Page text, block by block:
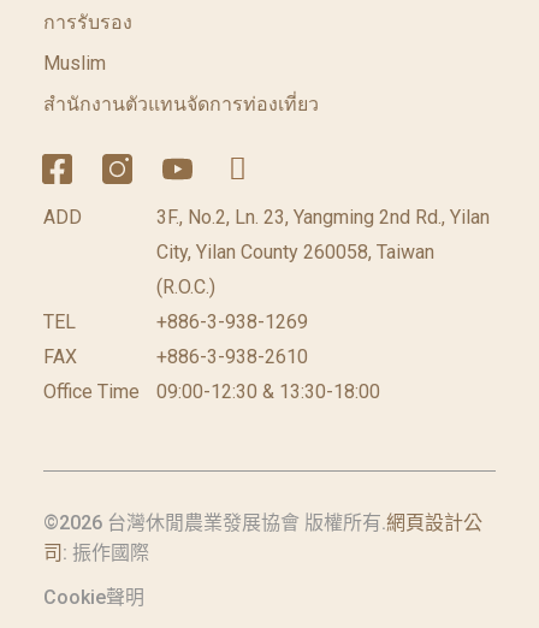
การรับรอง
Muslim
สำนักงานตัวแทนจัดการท่องเที่ยว
ADD
3F., No.2, Ln. 23, Yangming 2nd Rd., Yilan
City, Yilan County 260058, Taiwan
(R.O.C.)
TEL
+886-3-938-1269
FAX
+886-3-938-2610
Office Time
09:00-12:30 & 13:30-18:00
©2026 台灣休閒農業發展協會 版權所有.網頁設計公
司 : 振作國際
Cookie聲明